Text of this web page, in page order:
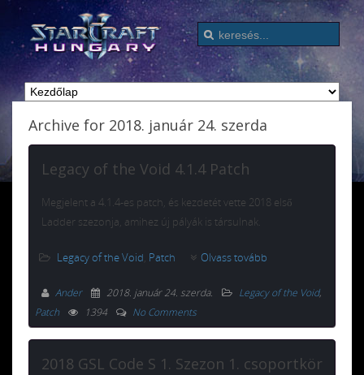
Archive for 2018. január 24. szerda
Legacy of the Void 4.1.4 Patch
Megjelent a 4.1.4-es patch, és kezdetét vette 2018 első
Ladder szezonja, amihez új pályák is társulnak.
Legacy of the Void, Patch Olvass tovább
Ander 2018. január 24. szerda. Legacy of the Void,
Patch
1394 No Comments
2018 GSL Code S 1. Szezon 1. csoportkör